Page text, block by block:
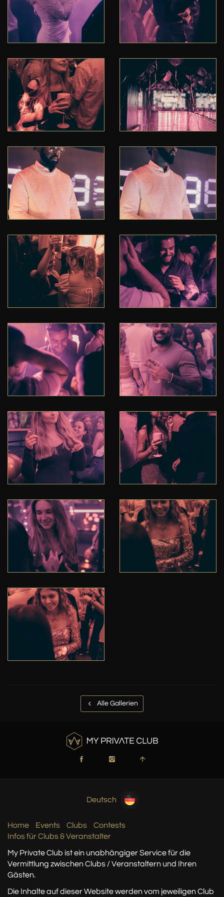
Alle Gallerien
Deutsch
Home Events Clubs
Contests
Infos für Clubs & Veranstalter
My Private Club ist ein unabhängiger Servicefür die
Vermittlung zwischen Clubs / Veranstaltern und Ihren
Gästen.
Die Inhalte auf dieser Website werden vom jeweiligen Club